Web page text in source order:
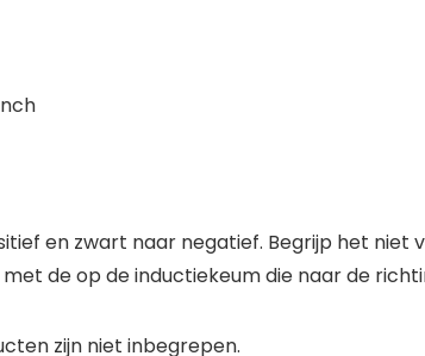
en zwart naar negatief. Begrijp het
de op de inductiekeum die naar de
zijn niet inbegrepen.